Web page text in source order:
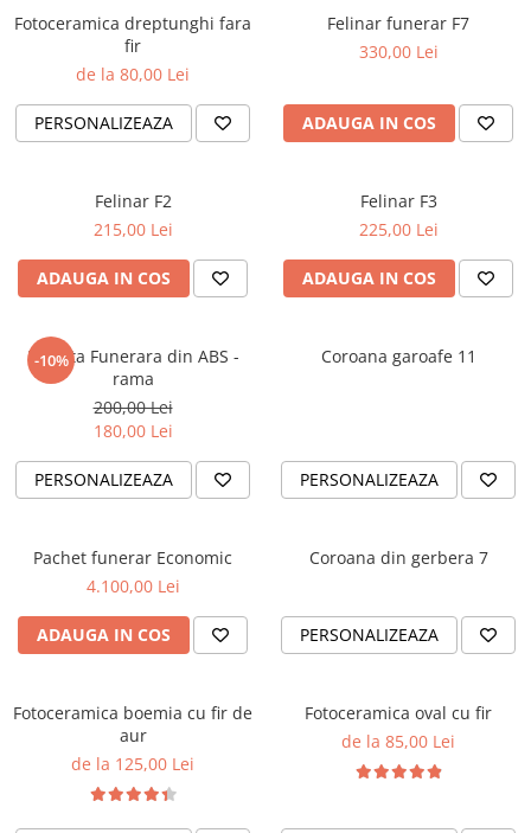
Fotoceramica dreptunghi fara
fir
de la 80,00 Lei
PERSONALIZEAZA
Felinar funerar F7
330,00 Lei
ADAUGA IN COS
Felinar F2
215,00 Lei
ADAUGA IN COS
Felinar F3
225,00 Lei
ADAUGA IN COS
-10%
Placuta Funerara din ABS -
rama
200,00 Lei
180,00 Lei
PERSONALIZEAZA
Coroana garoafe 11
PERSONALIZEAZA
Pachet funerar Economic
4.100,00 Lei
ADAUGA IN COS
Coroana din gerbera 7
PERSONALIZEAZA
Fotoceramica boemia cu fir de
aur
de la 125,00 Lei
Fotoceramica oval cu fir
de la 85,00 Lei